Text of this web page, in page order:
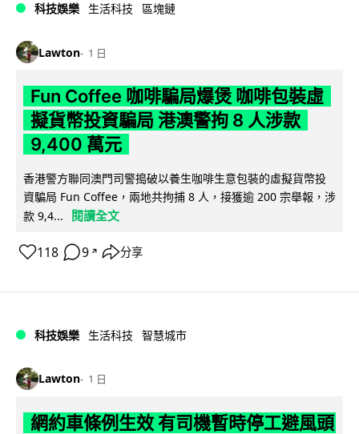
科技娛樂 生活科技 區塊鏈
Lawton 1 日
Fun Coffee 咖啡騙局爆煲 咖啡包裝虛
擬貨幣投資騙局 港澳警拘 8 人涉款
9,400 萬元
香港警方聯同澳門司警搗破以養生咖啡生意包裝的虛擬貨幣投
資騙局 Fun Coffee，兩地共拘捕 8 人，接獲逾 200 宗舉報，涉
款 9,4...
閱讀全文
118 9 ↗ 分享
科技娛樂 生活科技 智慧城市
Lawton 1 日
網約車條例生效 有司機暫時停工避風頭